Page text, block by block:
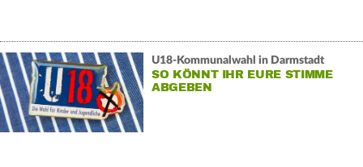
U18-Kommunalwahl in Darmstadt
SO KÖNNT IHR EURE STIMME
ABGEBEN